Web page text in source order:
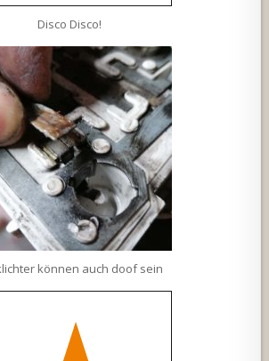
Disco Disco!
können auch doof sein